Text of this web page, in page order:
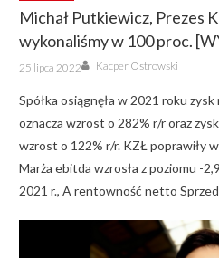
Michał Putkiewicz, Prezes
wykonaliśmy w 100 proc.
Posted
on
25 lipca 2022 Author
Kacper Ostrowski
Spółka osiągnęła w 2021 roku zysk
oznacza wzrost o 282% r/r oraz
wzrost o 122% r/r. KZŁ poprawiły
Marża ebitda wzrosła z poziomu -
2021 r., A rentowność netto